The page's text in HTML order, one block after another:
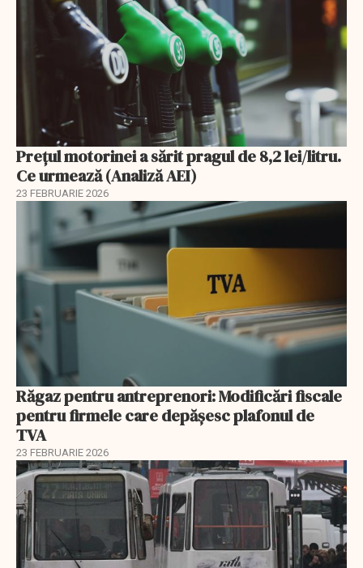
Prețul motorinei a sărit pragul de 8,2 lei/litru.
Ce urmează (Analiză AEI)
23 FEBRUARIE 2026
Răgaz pentru antreprenori: Modificări fiscale
pentru firmele care depășesc plafonul de
TVA
23 FEBRUARIE 2026
EXCLUSIV